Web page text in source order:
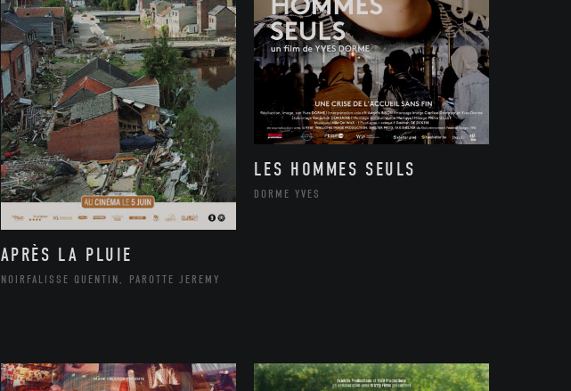
APRÈS LA PLUIE
NOIRFALISSE QUENTIN, PAROTTE JEREMY
LES HOMMES SEULS
DORME YVES